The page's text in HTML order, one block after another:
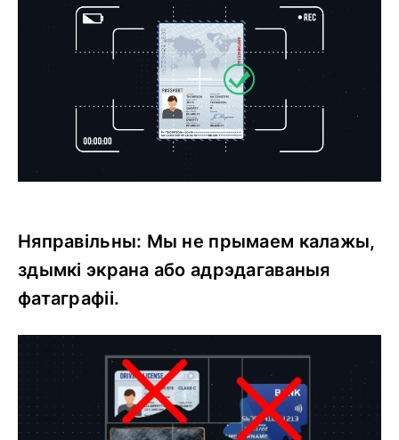
Няправільны: Мы не прымаем калажы,
здымкі экрана або адрэдагаваныя
фатаграфіі.